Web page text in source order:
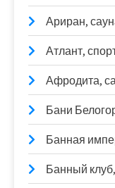
Ариран,
Атлант,
Афродита,
Бани
Банная
Банный